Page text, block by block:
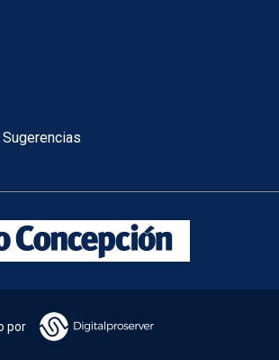
por